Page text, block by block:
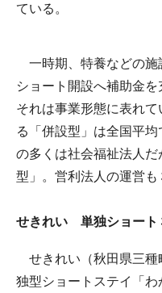
ている。
一時期、特養などの施
ショート開設へ補助金を
それは事業形態に表れ
る「併設型」は全国平
の多くは社会福祉法人
型」。営利法人の運営も
せきれい 単独ショート
せきれい（秋田県三種
独型ショートステイ「